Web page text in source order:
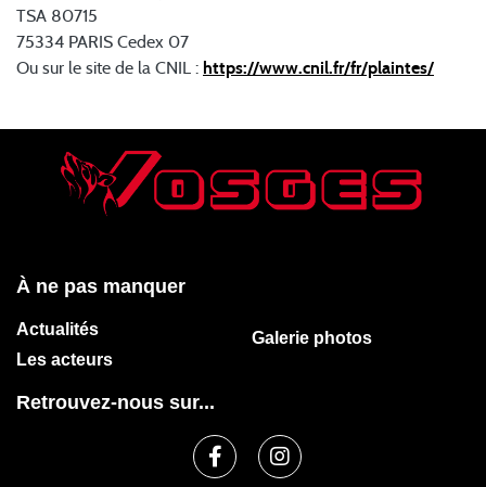
TSA 80715
75334 PARIS Cedex 07
Ou sur le site de la CNIL : https://www.cnil.fr/fr/plaintes/
À ne pas manquer
Actualités
Les acteurs
Galerie photos
Retrouvez-nous sur...